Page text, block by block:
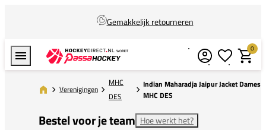
Gemakkelijk retourneren
0
Verenigingen
MHC
DES
Indian Maharadja Jaipur Jacket Dames
MHC DES
Bestel voor je team Hoe werkt het?